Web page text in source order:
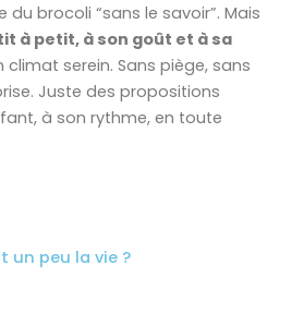
du brocoli “sans le savoir”. Mais
à petit, à son goût et à sa
climat serein. Sans piège, sans
Juste des propositions
à son rythme, en toute
un peu la vie ?